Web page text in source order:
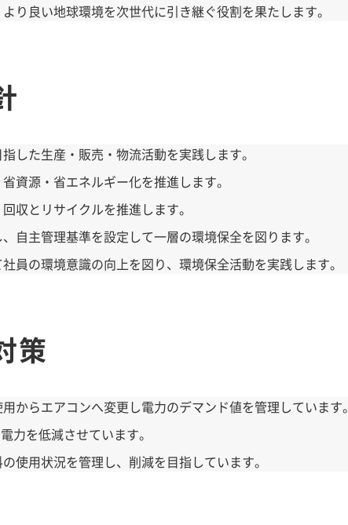
り良い地球環境を次世代に引き継ぐ役割を果たします。
した生産・販売・物流活動を実践します。
資源・省エネルギー化を推進します。
収とリサイクルを推進します。
自主管理基準を設定して一層の環境保全を図ります。
員の環境意識の向上を図り、環境保全活動を実践します。
策
からエアコンへ変更し電力のデマンド値を管理しています。
力を低減させています。
使用状況を管理し、削減を目指しています。